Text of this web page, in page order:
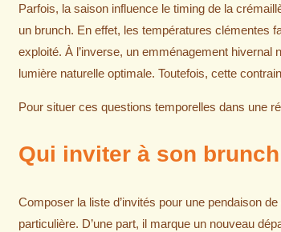
Parfois, la saison influence le timing de la
un brunch. En effet, les températures clémentes
exploité. À l’inverse, un emménagement hivernal
lumière naturelle optimale. Toutefois, cette
Pour situer ces questions temporelles dans une
Qui inviter à son
Composer la liste d’invités pour une pendaison
particulière. D’une part, il marque un nouveau